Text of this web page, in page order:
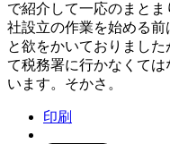
で紹介して一応のまと
社設立の作業を始める
と欲をかいておりまし
て税務署に行かなくて
います。そかさ。
印刷